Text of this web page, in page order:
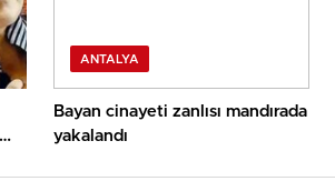
ANTALYA
Bayan cinayeti zanlısı mandırada
yakalandı